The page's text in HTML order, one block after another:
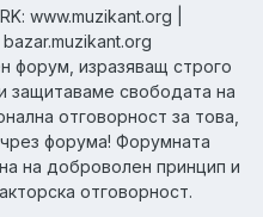
www.muzikant.org |
форум, изразяващ строго
защитаваме свободата на
отговорност за това,
форума! Форумната
на доброволен принцип и
отговорност.